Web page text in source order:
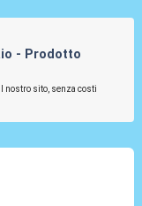
- Prodotto
nostro sito, senza costi